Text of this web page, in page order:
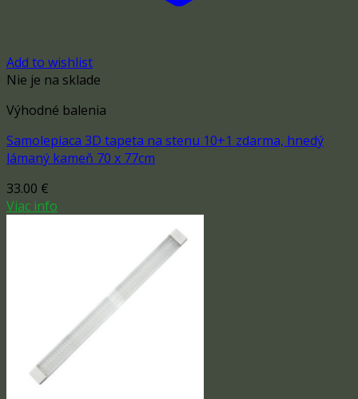
Add to wishlist
Nie je na sklade
Výhodné balenia
Samolepiaca 3D tapeta na stenu 10+1 zdarma, hnedý
lámaný kameň 70 x 77cm
33.00 €
Viac info